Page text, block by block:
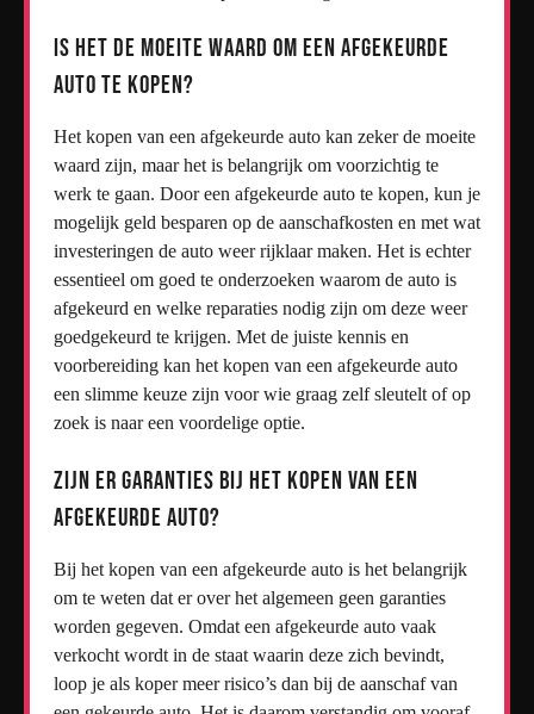
Is het de moeite waard om een afgekeurde
auto te kopen?
Het kopen van een afgekeurde auto kan zeker de moeite
waard zijn, maar het is belangrijk om voorzichtig te
werk te gaan. Door een afgekeurde auto te kopen, kun je
mogelijk geld besparen op de aanschafkosten en met wat
investeringen de auto weer rijklaar maken. Het is echter
essentieel om goed te onderzoeken waarom de auto is
afgekeurd en welke reparaties nodig zijn om deze weer
goedgekeurd te krijgen. Met de juiste kennis en
voorbereiding kan het kopen van een afgekeurde auto
een slimme keuze zijn voor wie graag zelf sleutelt of op
zoek is naar een voordelige optie.
Zijn er garanties bij het kopen van een
afgekeurde auto?
Bij het kopen van een afgekeurde auto is het belangrijk
om te weten dat er over het algemeen geen garanties
worden gegeven. Omdat een afgekeurde auto vaak
verkocht wordt in de staat waarin deze zich bevindt,
loop je als koper meer risico’s dan bij de aanschaf van